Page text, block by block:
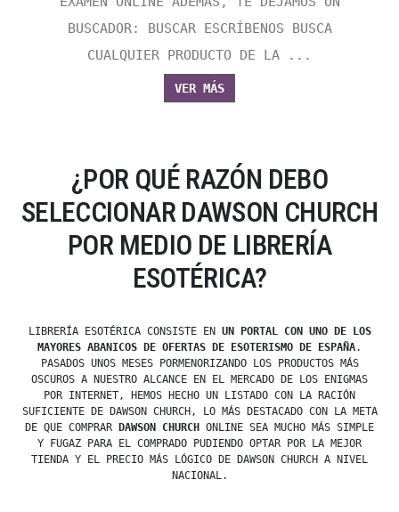
BUSCADOR: BUSCAR ESCRÍBENOS BUSCA
CUALQUIER PRODUCTO DE LA ...
VER MÁS
¿POR QUÉ RAZÓN DEBO
SELECCIONAR DAWSON CHURCH
POR MEDIO DE LIBRERÍA
ESOTÉRICA?
LIBRERÍA ESOTÉRICA CONSISTE EN UN PORTAL CON UNO DE LOS
MAYORES ABANICOS DE OFERTAS DE ESOTERISMO DE ESPAÑA.
PASADOS UNOS MESES PORMENORIZANDO LOS PRODUCTOS MÁS
OSCUROS A NUESTRO ALCANCE EN EL MERCADO DE LOS ENIGMAS
POR INTERNET, HEMOS HECHO UN LISTADO CON LA RACIÓN
SUFICIENTE DE DAWSON CHURCH, LO MÁS DESTACADO CON LA META
DE QUE COMPRAR DAWSON CHURCH ONLINE SEA MUCHO MÁS SIMPLE
Y FUGAZ PARA EL COMPRADO PUDIENDO OPTAR POR LA MEJOR
TIENDA Y EL PRECIO MÁS LÓGICO DE DAWSON CHURCH A NIVEL
NACIONAL.